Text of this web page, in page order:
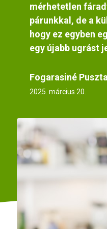
mérhetetlen
párunkkal, de a
hogy ez egyben
egy újabb ugrást
Fogarasiné
2025. március 20.